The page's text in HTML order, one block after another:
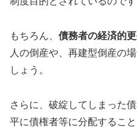
もちろん、 債務者の経済的
人の倒産や、再建型倒産の
しょう。
さらに、破綻してしまった
平に債権者等に分配するこ